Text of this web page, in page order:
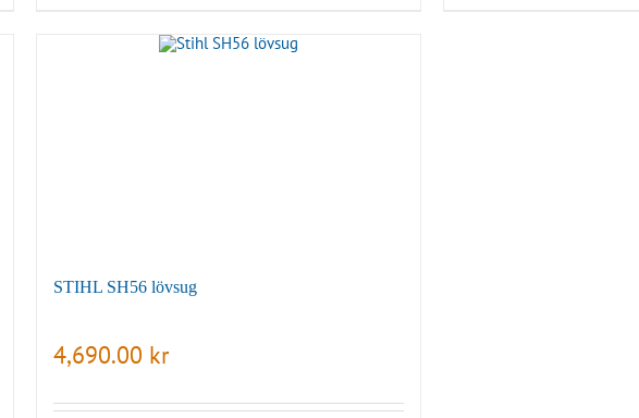
STIHL SH56 lövsug
4,690.00 kr